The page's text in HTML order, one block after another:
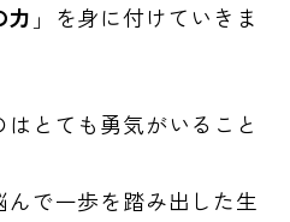
力 」を身に付けていきま
とても勇気がいること
で一歩を踏み出した生